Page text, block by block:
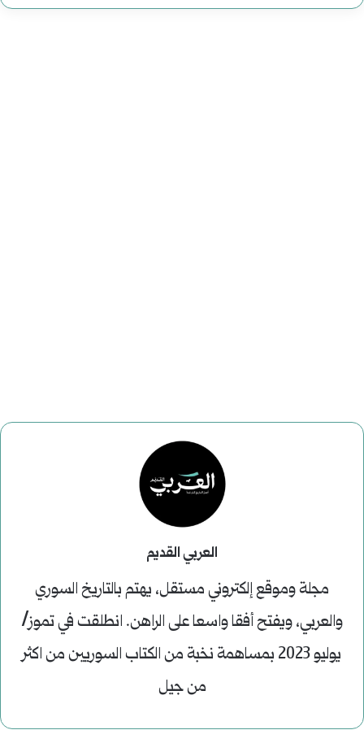
العربي القديم
مجلة وموقع إلكتروني مستقل، يهتم بالتاريخ السوري
والعربي، ويفتح أفقا واسعا على الراهن. انطلقت في تموز/
يوليو 2023 بمساهمة نخبة من الكتاب السوريين من اكثر
من جيل